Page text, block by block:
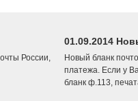
России,
01.09.2014
Новый бланк
платежа. Если у
бланк ф.113,